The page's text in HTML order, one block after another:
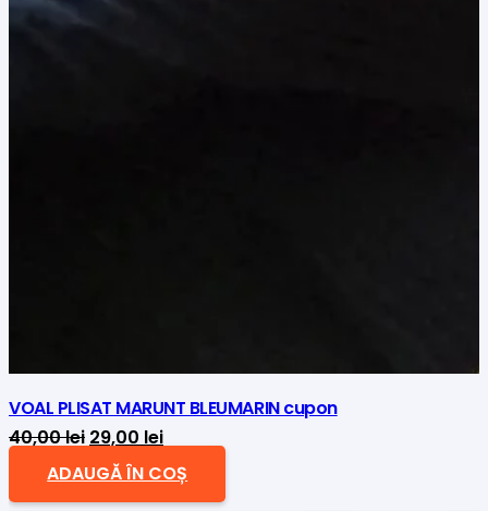
VOAL PLISAT MARUNT BLEUMARIN cupon
40,00lei Prețul
inițial
a
29,00 leiPrețul
curent
este:
ADAUGĂ ÎN COȘ